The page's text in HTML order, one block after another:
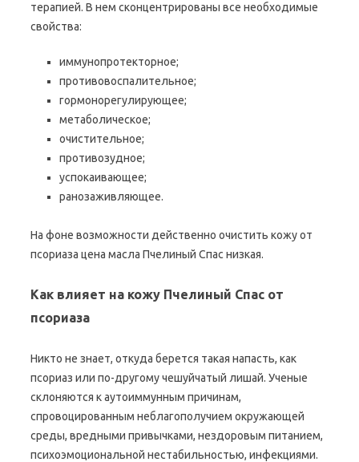
терапией. В нем сконцентрированы все необходимые
свойства:
иммунопротекторное;
противовоспалительное;
гормонорегулирующее;
метаболическое;
очистительное;
противозудное;
успокаивающее;
ранозаживляющее.
На фоне возможности действенно очистить кожу от
псориаза цена масла Пчелиный Спас низкая.
Как влияет на кожу Пчелиный Спас от
псориаза
Никто не знает, откуда берется такая напасть, как
псориаз или по-другому чешуйчатый лишай. Ученые
склоняются к аутоиммунным причинам,
спровоцированным неблагополучием окружающей
среды, вредными привычками, нездоровым питанием,
психоэмоциональной нестабильностью, инфекциями.